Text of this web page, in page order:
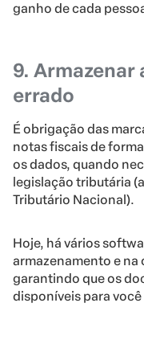
ganho de cada
9. Armazenar
errado
É obrigação das
notas fiscais de
os dados, quando
legislação tributária
Tributário Nacional).
Hoje, há vários
armazenamento e na
garantindo que os
disponíveis para